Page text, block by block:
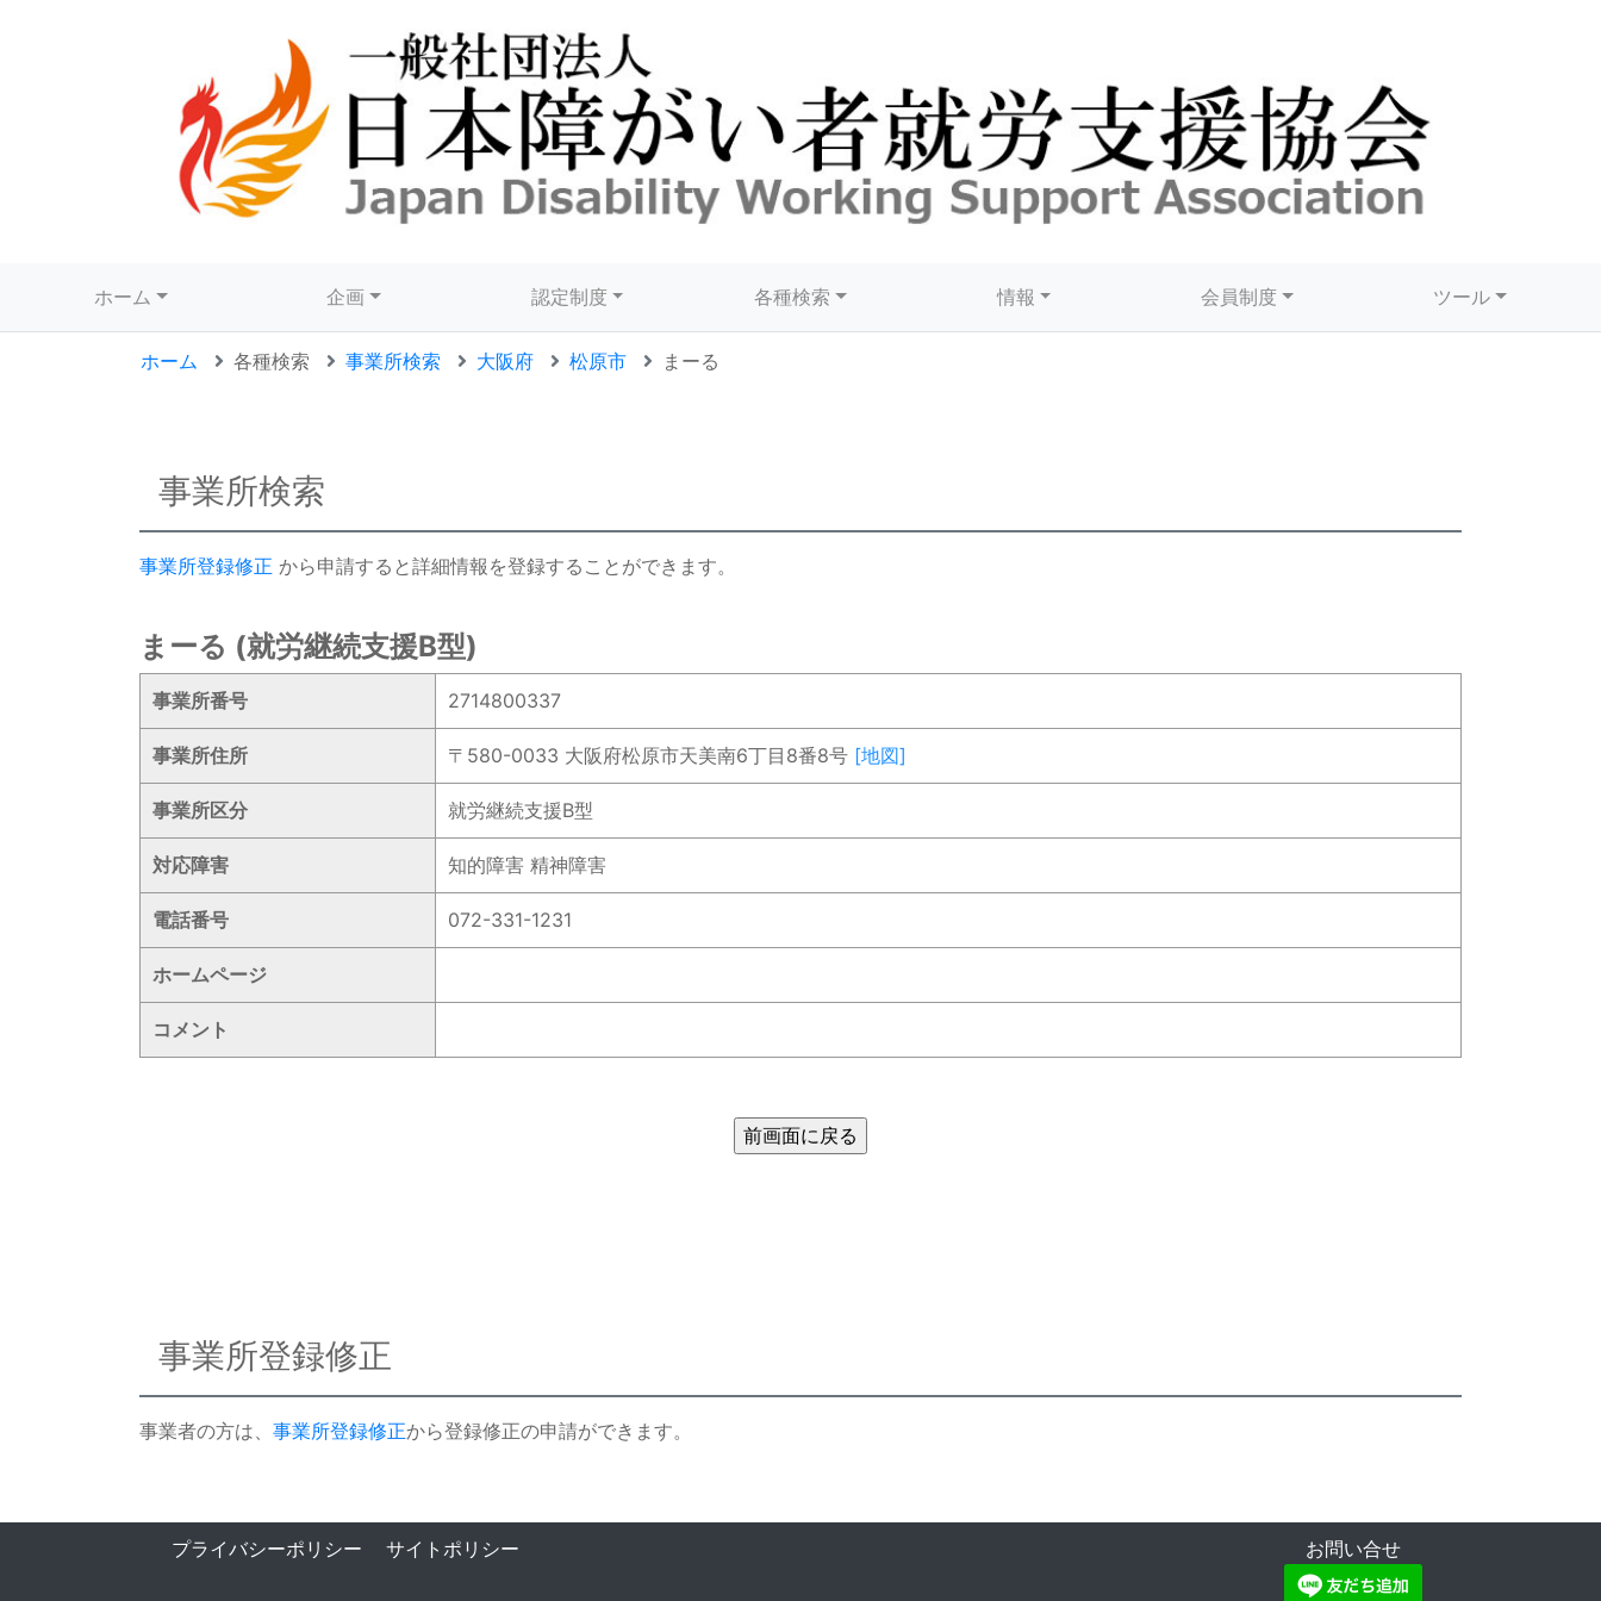
ホーム 企画 認定制度 各種検索 情報 会員制度 ツール
ホーム 各種検索 事業所検索 大阪府 松原市 まーる
事業所検索
事業所登録修正 から申請すると詳細情報を登録することができます。
まーる (就労継続支援B型)
事業所番号 2714800337
事業所住所 〒580-0033 大阪府松原市天美南6丁目8番8号 [地図]
事業所区分 就労継続支援B型
対応障害 知的障害 精神障害
電話番号 072-331-1231
ホームページ
コメント
事業所登録修正
事業者の方は、 事業所登録修正から登録修正の申請ができます。
プライバシーポリシー サイトポリシー お問い合せ